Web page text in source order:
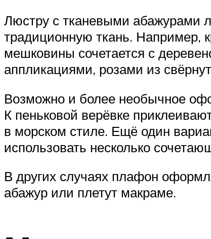
Люстру с тканевыми абажурами
традиционную ткань. Например,
мешковины сочетается с
аппликациями, розами из
Возможно и более необычное
К пеньковой верёвке
в морском стиле. Ещё один
использовать несколько
В других случаях плафон
абажур или плетут макраме.